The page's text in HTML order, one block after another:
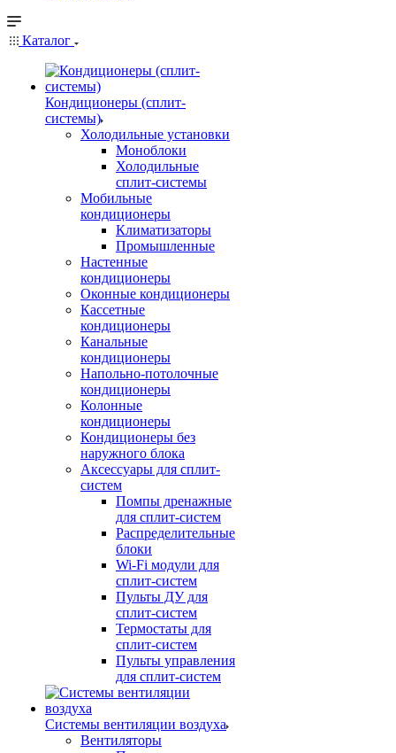
Каталог
Кондиционеры (сплит-
системы)
Холодильные установки
Моноблоки
Холодильные
сплит-системы
Мобильные
кондиционеры
Климатизаторы
Промышленные
Настенные
кондиционеры
Оконные кондиционеры
Кассетные
кондиционеры
Канальные
кондиционеры
Напольно-потолочные
кондиционеры
Колонные
кондиционеры
Кондиционеры без
наружного блока
Аксессуары для сплит-
систем
Помпы дренажные
для сплит-систем
Распределительные
блоки
Wi-Fi модули для
сплит-систем
Пульты ДУ для
сплит-систем
Термостаты для
сплит-систем
Пульты управления
для сплит-систем
Системы вентиляции воздуха
Вентиляторы